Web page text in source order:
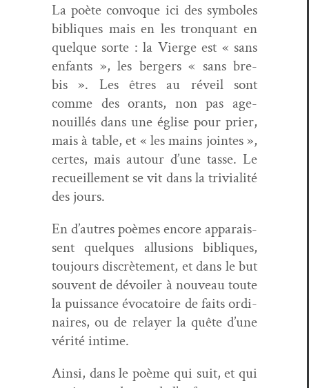
La poète con­voque ici des sym­bol­es
bibliques mais en les tron­quant en
quelque sorte : la Vierge est « sans
enfants », les berg­ers « sans bre­
bis ». Les êtres au réveil sont
comme des orants, non pas age­
nouil­lés dans une église pour prier,
mais à table, et « les mains jointes »,
certes, mais autour d’une tasse. Le
recueille­ment se vit dans la triv­i­al­ité
des jours.
En d’autres poèmes encore appa­rais­
sent quelques allu­sions bibliques,
tou­jours dis­crète­ment, et dans le but
sou­vent de dévoil­er à nou­veau toute
la puis­sance évo­ca­toire de faits ordi­
naires, ou de relay­er la quête d’une
vérité intime.
Ain­si, dans le poème qui suit, et qui